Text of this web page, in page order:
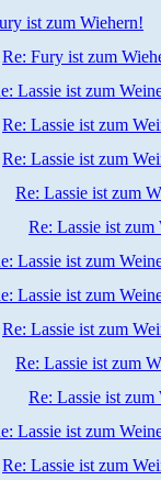
ist zum Wiehern!
Re: Fury ist zum
Lassie ist zum
Re: Lassie ist zum
Re: Lassie ist zum
Re: Lassie ist zum
Re: Lassie ist zum
Lassie ist zum
Lassie ist zum
Re: Lassie ist zum
Re: Lassie ist zum
Re: Lassie ist zum
Lassie ist zum
Re: Lassie ist zum